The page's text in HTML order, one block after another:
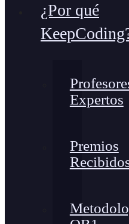
¿Por qué
Expertos
Premios